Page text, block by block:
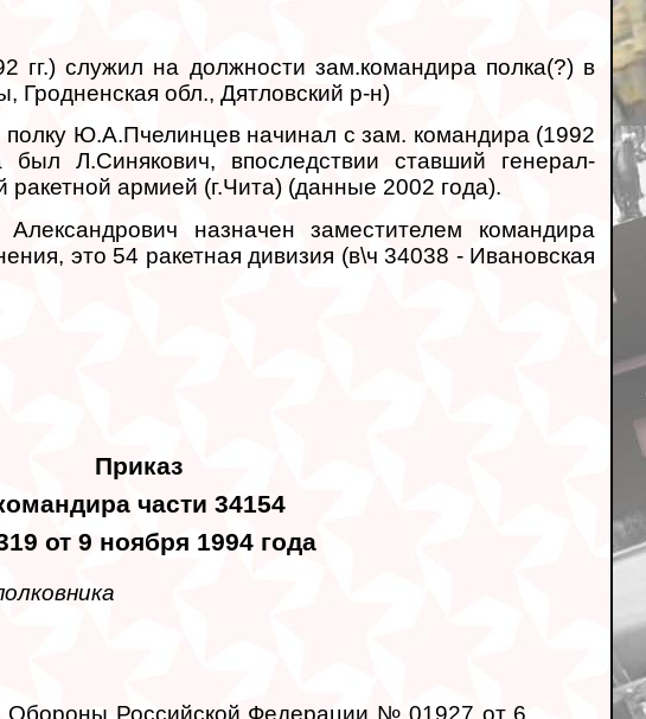
гг.) служил на должности зам.командира полка(?) в
Гродненская обл., Дятловский р-н)
Ю.А.Пчелинцев начинал с зам. командира (1992
был Л.Синякович, впоследствии ставший генерал-
армией (г.Чита) (данные 2002 года).
назначен заместителем командира
это 54 ракетная дивизия (в\ч 34038 - Ивановская
Приказ
части 34154
от 9 ноября 1994 года
Обороны Российской Федерации № 01927 от 6